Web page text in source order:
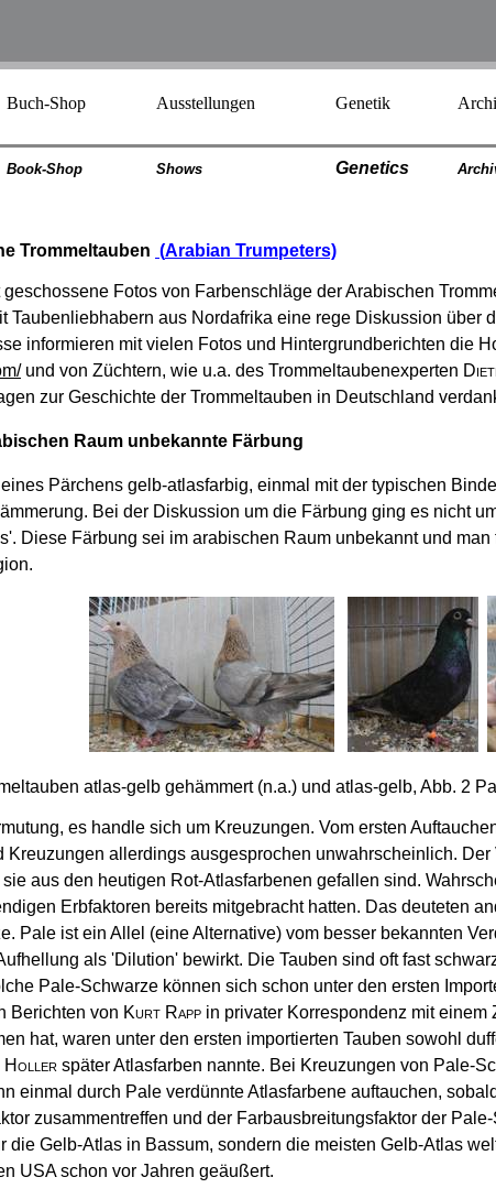
Buch-Shop Ausstellungen Genetik
Book-Shop Shows Genetics
Trommeltauben (Arabian Trumpeters)
Fotos von Farbenschläge der Arabischen
Taubenliebhabern aus Nordafrika eine rege Diskussion über
informieren mit vielen Fotos und Hintergrundberichten die
und von Züchtern, wie u.a. des Trommeltaubenexperten
zur Geschichte der Trommeltauben in Deutschland
Raum unbekannte Färbung
Pärchens gelb-atlasfarbig, einmal mit der typischen
Bei der Diskussion um die Färbung ging es nicht
Diese Färbung sei im arabischen Raum unbekannt und
atlas-gelb gehämmert (n.a.) und atlas-gelb, Abb. 2
es handle sich um Kreuzungen. Vom ersten
Kreuzungen allerdings ausgesprochen unwahrscheinlich.
aus den heutigen Rot-Atlasfarbenen gefallen sind.
Erbfaktoren bereits mitgebracht hatten. Das deuteten
Pale ist ein Allel (eine Alternative) vom besser bekannten
als 'Dilution' bewirkt. Die Tauben sind oft fast
Pale-Schwarze können sich schon unter den ersten
Berichten von Kurt Rapp in privater Korrespondenz mit einem
hat, waren unter den ersten importierten Tauben sowohl
Holler später Atlasfarben nannte. Bei Kreuzungen von Pale-
einmal durch Pale verdünnte Atlasfarbene auftauchen,
zusammentreffen und der Farbausbreitungsfaktor der
die Gelb-Atlas in Bassum, sondern die meisten Gelb-Atlas
USA schon vor Jahren geäußert.